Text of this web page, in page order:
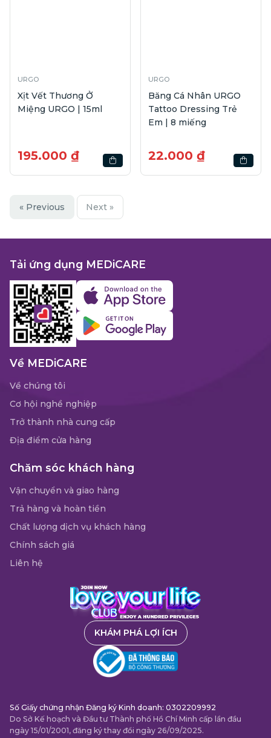
URGO
Xịt Vết Thương Ở
Miệng URGO | 15ml
195.000 ₫
URGO
Băng Cá Nhân URGO
Tattoo Dressing Trẻ
Em | 8 miếng
22.000 ₫
« Previous Next »
Tải ứng dụng MEDiCARE
Về MEDiCARE
Về chúng tôi
Cơ hội nghề nghiệp
Trở thành nhà cung cấp
Địa điểm cửa hàng
Chăm sóc khách hàng
Vận chuyển và giao hàng
Trả hàng và hoàn tiền
Chất lượng dịch vụ khách hàng
Chính sách giá
Liên hệ
KHÁM PHÁ LỢI ÍCH
Số Giấy chứng nhận Đăng ký Kinh doanh: 0302209992
Do Sở Kế hoạch và Đầu tư Thành phố Hồ Chí Minh cấp lần đầu
ngày 15/01/2001, đăng ký thay đổi ngày 26/09/2025.